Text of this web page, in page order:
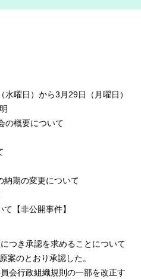
曜日）から3月29日（月曜日）
の概要について
納期の変更について
【非公開事件】
つき承認を求めることについて
案のとおり承認した。
会行政組織規則の一部を改正す